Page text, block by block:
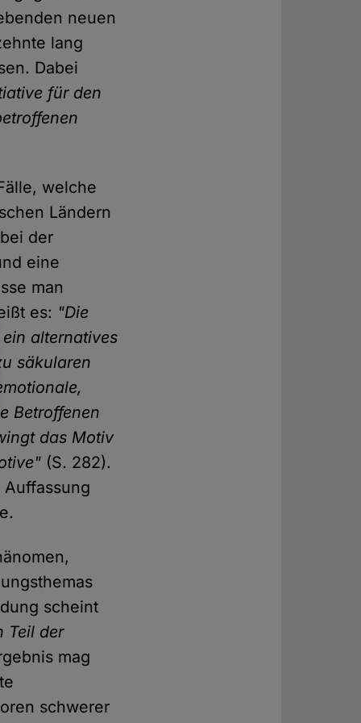
neuen
lang
Dabei
für den
welche
Ländern
der
eine
man
es: "Die
alternatives
säkularen
Betroffenen
das Motiv
(S. 282).
scheint
Teil der
mag
schwerer